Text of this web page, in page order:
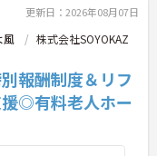
更新日：2026年08月07日
風
株式会社SOYOKAZ
報酬制度＆リフ
◎有料老人ホー